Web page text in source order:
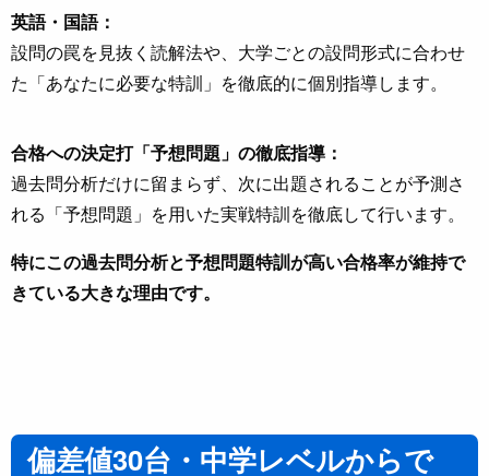
英語・国語：
設問の罠を見抜く読解法や、大学ごとの設問形式に合わせ
た「あなたに必要な特訓」を徹底的に個別指導します。
合格への決定打「予想問題」の徹底指導：
過去問分析だけに留まらず、次に出題されることが予測さ
れる「予想問題」を用いた実戦特訓を徹底して行います。
特にこの過去問分析と予想問題特訓が高い合格率が維持で
きている大きな理由です。
偏差値30台・中学レベルからで